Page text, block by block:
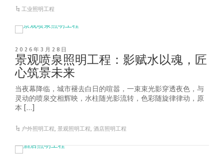
工业照明工程
2026年3月28日
景观喷泉照明工程：影赋水以魂，匠
心筑景未来
当夜幕降临，城市褪去白日的喧嚣，一束束光影穿透夜色，与
灵动的喷泉交相辉映，水柱随光影流转，色彩随旋律律动，原
本 […]
户外照明工程,景观照明工程,酒店照明工程